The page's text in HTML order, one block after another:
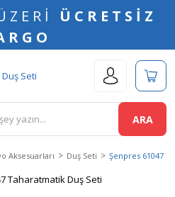
ÜCRETSİZ
ARA
Aksesuarları Duş Seti Şenpres 61047